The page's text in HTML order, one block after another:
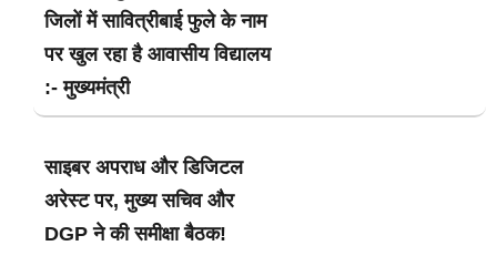
जिलों में सावित्रीबाई फुले के नाम
पर खुल रहा है आवासीय विद्यालय
:- मुख्यमंत्री
साइबर अपराध और डिजिटल
अरेस्ट पर, मुख्य सचिव और
DGP ने की समीक्षा बैठक!